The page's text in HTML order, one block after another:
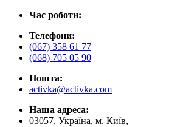
Час роботи:
Телефони:
(067) 358 61 77
(068) 705 05 90
Пошта:
activka@activka.com
Наша адреса:
03057, Україна, м. Київ,